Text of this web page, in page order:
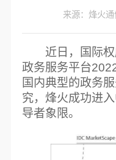
来源：烽火通
近日，国际
政务服务平台
国内典型的政务
究，烽火成功进
导者象限。